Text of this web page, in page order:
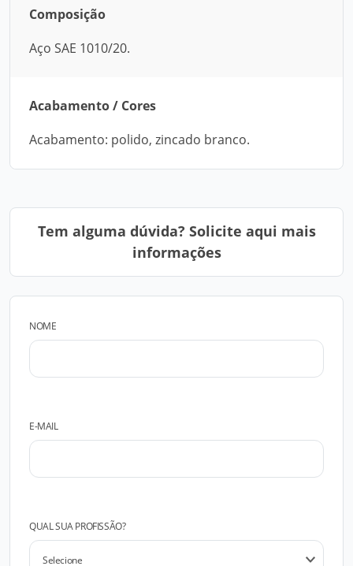
Composição
Aço SAE 1010/20.
Acabamento / Cores
Acabamento: polido, zincado branco.
Tem alguma dúvida? Solicite aqui mais
informações
NOME
E-MAIL
QUAL SUA PROFISSÃO?